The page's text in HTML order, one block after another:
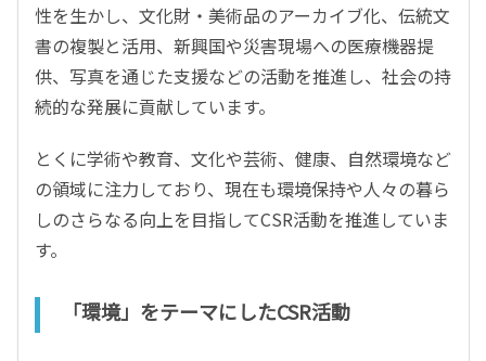
性を生かし、文化財・美術品のアーカイブ化、伝統文
書の複製と活用、新興国や災害現場への医療機器提
供、写真を通じた支援などの活動を推進し、社会の持
続的な発展に貢献しています。
とくに学術や教育、文化や芸術、健康、自然環境など
の領域に注力しており、現在も環境保持や人々の暮ら
しのさらなる向上を目指してCSR活動を推進していま
す。
「環境」をテーマにしたCSR活動